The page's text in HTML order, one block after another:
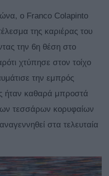
ο Franco Colapinto
της καριέρας του
την 6η θέση στο
χτύπησε στον τοίχο
την εμπρός
ήταν καθαρά μπροστά
τεσσάρων κορυφαίων
στα τελευταία